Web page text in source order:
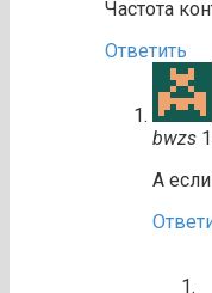
Частота
Ответить
bwzs
А